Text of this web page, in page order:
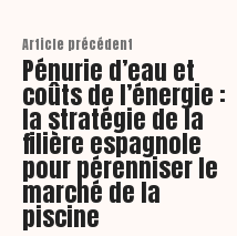
Article précédent
Pénurie d’eau et
coûts de l’énergie :
la stratégie de la
filière espagnole
pour pérenniser le
marché de la
piscine